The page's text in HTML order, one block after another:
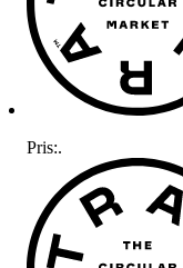
Pris:.